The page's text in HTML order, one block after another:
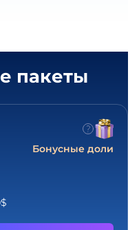
пакеты
Бонусные доли